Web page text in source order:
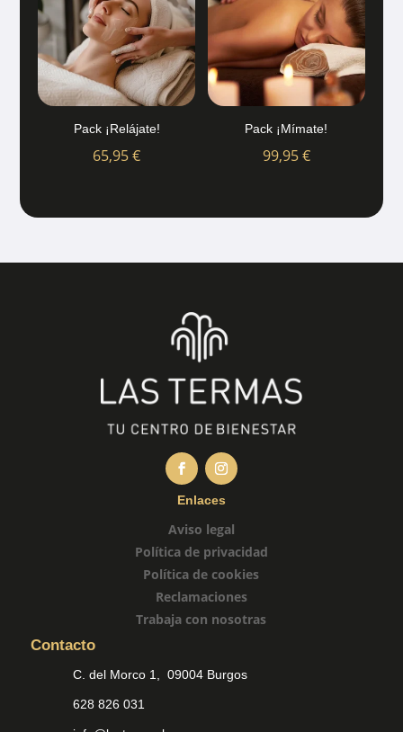
Pack ¡Relájate!
65,95€
Pack ¡Mímate!
99,95€
Enlaces
Aviso legal
Política de privacidad
Política de cookies
Reclamaciones
Trabaja con nosotras
Contacto
C. del Morco 1, 09004 Burgos
628 826 031